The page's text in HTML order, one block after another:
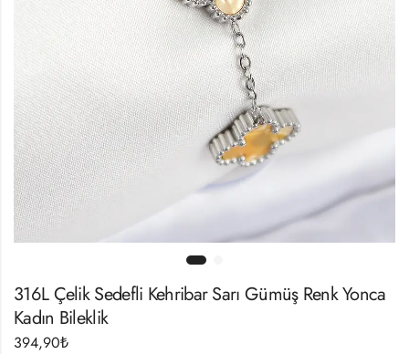
316L Çelik Sedefli Kehribar Sarı Gümüş Renk Yonca
Kadın Bileklik
394,90₺